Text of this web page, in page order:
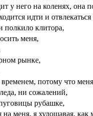
у него на коленях, она
идти и отвлекаться
полкило клитора,
меня,
рынке,
потому что
ни сожалений,
рубашке,
меня, я худощавая,